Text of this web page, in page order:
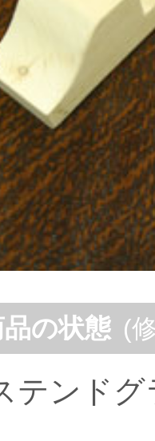
の状態 (
テンド